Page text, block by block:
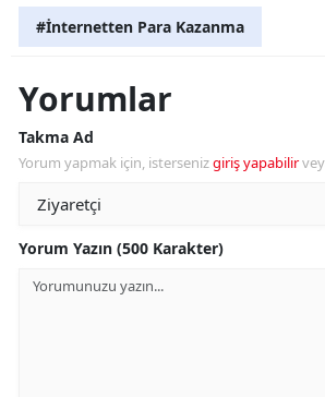
#İnternetten Para Kazanma
Yorumlar
Takma Ad
Yorum yapmak için, istersenizgiriş yapabilir
Yorum Yazın (500 Karakter)